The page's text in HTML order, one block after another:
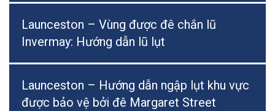
Launceston – Vùng được đê chắn lũ
Invermay: Hướng dẫn lũ lụt
Launceston – Hướng dẫn ngập lụt khu vực
được bảo vệ bởi đê Margaret Street